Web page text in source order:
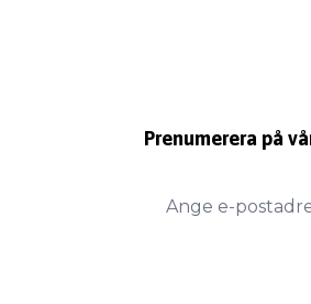
Prenumerera på